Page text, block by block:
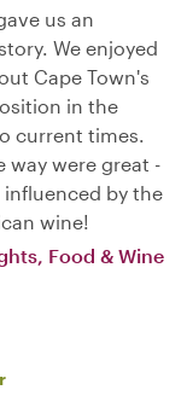
us an
We enjoyed
Cape Town's
in the
current times.
way were great -
by the
wine!
Food & Wine